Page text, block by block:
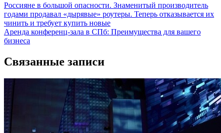
Навигация
по
записям
Россияне в большой опасности. Знаменитый производитель
годами продавал «дырявые» роутеры. Теперь отказывается их
чинить и требует купить новые
Аренда конференц-зала в СПб: Преимущества для вашего
бизнеса
Связанные записи